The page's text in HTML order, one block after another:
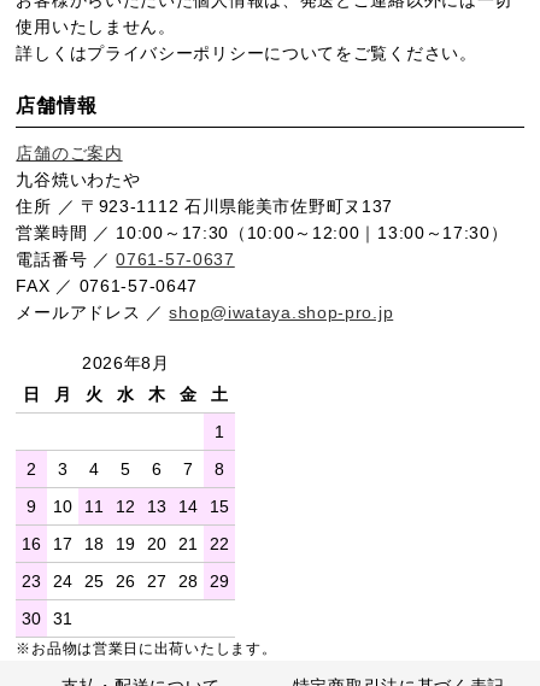
使用いたしません。
詳しくはプライバシーポリシーについてをご覧ください。
店舗情報
店舗のご案内
九谷焼いわたや
住所 ／ 〒923-1112 石川県能美市佐野町ヌ137
営業時間 ／ 10:00～17:30（10:00～12:00｜13:00～17:30）
電話番号 ／0761-57-0637
FAX ／ 0761-57-0647
メールアドレス ／shop@iwataya.shop-pro.jp
2026年8月
日
月 火 水 木 金
土
1
2
3 4 5 6 7
8
9
10 11 12 13 14
15
16
17 18 19 20 21
22
23
24 25 26 27 28
29
30
31
※お品物は営業日に出荷いたします。